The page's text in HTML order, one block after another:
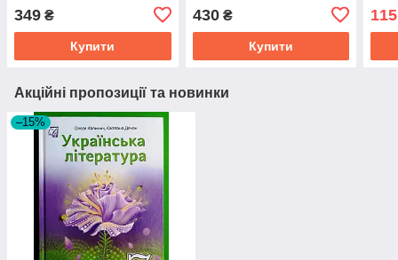
Старагіна Ранок
349 ₴
Купити
430₴
Купити
Акційні пропозиції та новинки
–15%